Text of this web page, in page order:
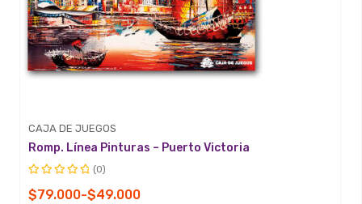
CAJA DE JUEGOS
Romp. Línea Pinturas – Puerto Victoria
con
(0)
$49.000
-
$79.000
Rango